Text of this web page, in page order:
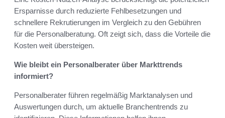
Ersparnisse durch reduzierte Fehlbesetzungen und
schnellere Rekrutierungen im Vergleich zu den Gebühren
für die Personalberatung. Oft zeigt sich, dass die Vorteile die
Kosten weit übersteigen.
Wie bleibt ein Personalberater über Markttrends
informiert?
Personalberater führen regelmäßig Marktanalysen und
Auswertungen durch, um aktuelle Branchentrends zu